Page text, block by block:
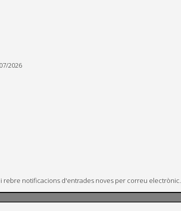
2026
notificacions d'entrades noves per correu electrònic.